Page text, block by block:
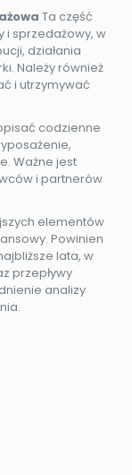
Ta część
i sprzedażowy, w
działania
Należy również
i utrzymywać
codzienne
Ważne jest
i partnerów
elementów
Powinien
lata, w
przepływy
analizy